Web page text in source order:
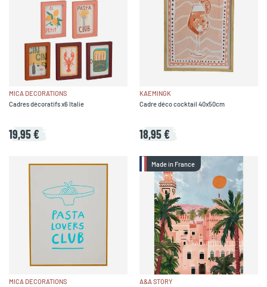
MICA DECORATIONS
Cadres décoratifs x6 Italie
19,95 €
KAEMINGK
Cadre déco cocktail 40x50cm
18,95 €
MICA DECORATIONS
Made in France
A&A STORY